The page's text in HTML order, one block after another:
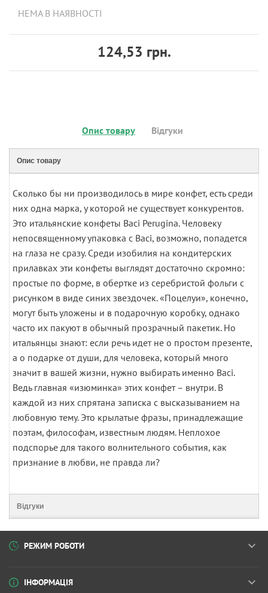
НЕМА В НАЯВНОСТІ
124,53 грн.
Опис товару Відгуки
Опис товару
Сколько бы ни производилось в мире конфет, есть среди
них одна марка, у которой не существует конкурентов.
Это итальянские конфеты Baci Perugina. Человеку
непосвященному упаковка с Baci, возможно, попадется
на глаза не сразу. Среди изобилия на кондитерских
прилавках эти конфеты выглядят достаточно скромно:
простые по форме, в обертке из серебристой фольги с
рисунком в виде синих звездочек. «Поцелуи», конечно,
могут быть уложены и в подарочную коробку, однако
часто их пакуют в обычный прозрачный пакетик. Но
итальянцы знают: если речь идет не о простом презенте,
а о подарке от души, для человека, который много
значит в вашей жизни, нужно выбирать именно Baci.
Ведь главная «изюминка» этих конфет – внутри. В
каждой из них спрятана записка с высказыванием на
любовную тему. Это крылатые фразы, принадлежащие
поэтам, философам, известным людям. Неплохое
подспорье для такого волнительного события, как
признание в любви, не правда ли?
Відгуки
РЕЖИМ РОБОТИ
ІНФОРМАЦІЯ